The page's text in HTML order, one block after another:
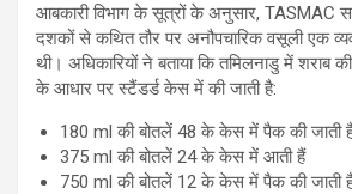
आबकारी विभाग के सूत्रों के अनुसार, TASMAC
दशकों से कथित तौर पर अनौपचारिक वसूली एक
थी। अधिकारियों ने बताया कि तमिलनाडु में शराब
के आधार पर स्टैंडर्ड केस में की जाती है:
180 ml की बोतलें 48 के केस में पैक की जाती
375 ml की बोतलें 24 के केस में आती हैं
750 ml की बोतलें 12 के केस में पैक की जाती